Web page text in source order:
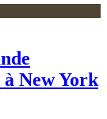
New York